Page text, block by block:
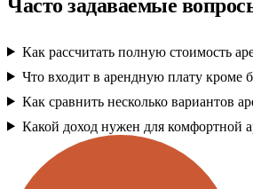
Часто задаваемые
Как рассчитать полную стоимость
Что входит в арендную плату кроме
Как сравнить несколько вариантов
Какой доход нужен для комфортной